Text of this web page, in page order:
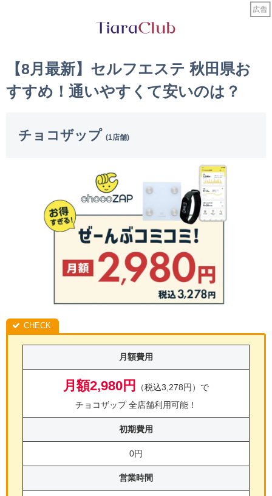
【8月最新】セルフエステ 秋田県お
すすめ！通いやすくて安いのは？
チョコザップ (1店舗)
月額費用
月額2,980円
（税込3,278円）で
チョコザップ 全店舗利用可能！
初期費用
0円
営業時間